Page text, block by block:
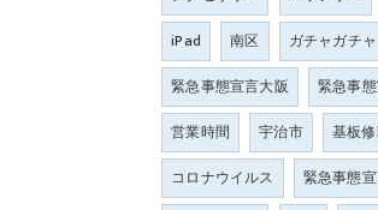
iPad
南区
ガチャガチャ
緊急事態宣言大阪
緊急事
営業時間
宇治市 基板
コロナウイルス
緊急事態